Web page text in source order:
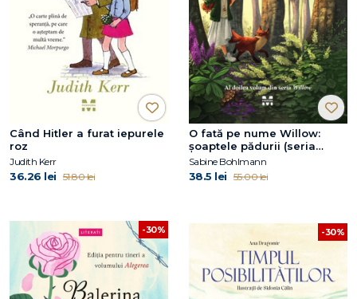
Când Hitler a furat iepurele
roz
Judith Kerr
36.26 lei 51.80 lei
O fată pe nume Willow:
şoaptele pădurii (seria
Willow, vol. 2)
Sabine Bohlmann
38.5 lei 55.00 lei
-30% -30%